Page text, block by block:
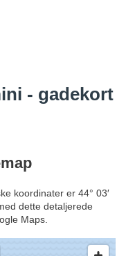
- gadekort
koordinater er 44° 03′
dette detaljerede
Maps.